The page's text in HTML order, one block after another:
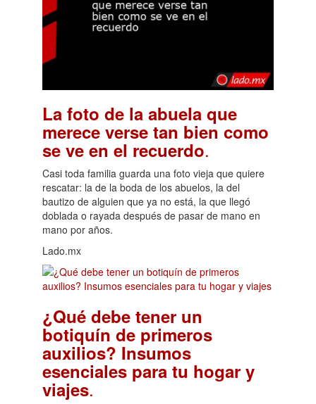
La foto de la abuela que
merece verse tan bien como
se ve en el recuerdo.
Casi toda familia guarda una foto vieja que quiere
rescatar: la de la boda de los abuelos, la del
bautizo de alguien que ya no está, la que llegó
doblada o rayada después de pasar de mano en
mano por años.
Lado.mx
¿Qué debe tener un
botiquín de primeros
auxilios? Insumos
esenciales para tu hogar y
viajes.